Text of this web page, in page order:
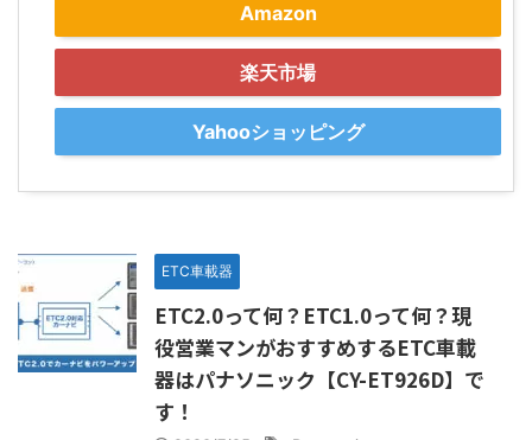
Amazon
楽天市場
Yahooショッピング
ETC車載器
ETC2.0って何？ETC1.0って何？現
役営業マンがおすすめするETC車載
器はパナソニック【CY-ET926D】で
す！